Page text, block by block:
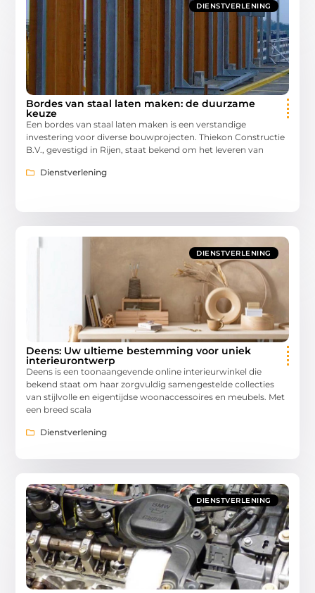
DIENSTVERLENING
Bordes van staal laten maken: de duurzame
keuze
Een bordes van staal laten maken is een verstandige
investering voor diverse bouwprojecten. Thiekon Constructie
B.V., gevestigd in Rijen, staat bekend om het leveren van
Dienstverlening
DIENSTVERLENING
Deens: Uw ultieme bestemming voor uniek
interieurontwerp
Deens is een toonaangevende online interieurwinkel die
bekend staat om haar zorgvuldig samengestelde collecties
van stijlvolle en eigentijdse woonaccessoires en meubels. Met
een breed scala
Dienstverlening
DIENSTVERLENING